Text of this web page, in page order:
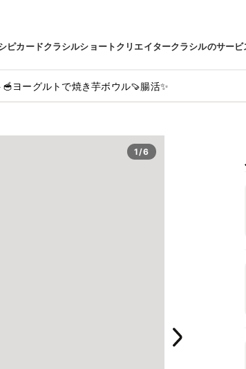
ピカードクラシルショートクリエイタークラシルのサービ
ヨーグルトで焼き芋ボウル🍠腸活✨
1/6